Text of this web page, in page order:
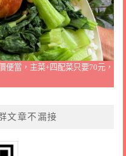
便當，主菜+四配菜只要70元，
文章不漏接